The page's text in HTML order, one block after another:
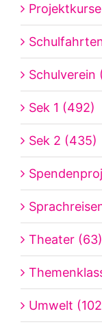
Schulverein
Sek 1 (492)
Sek 2 (435)
Theater (63)
Umwelt